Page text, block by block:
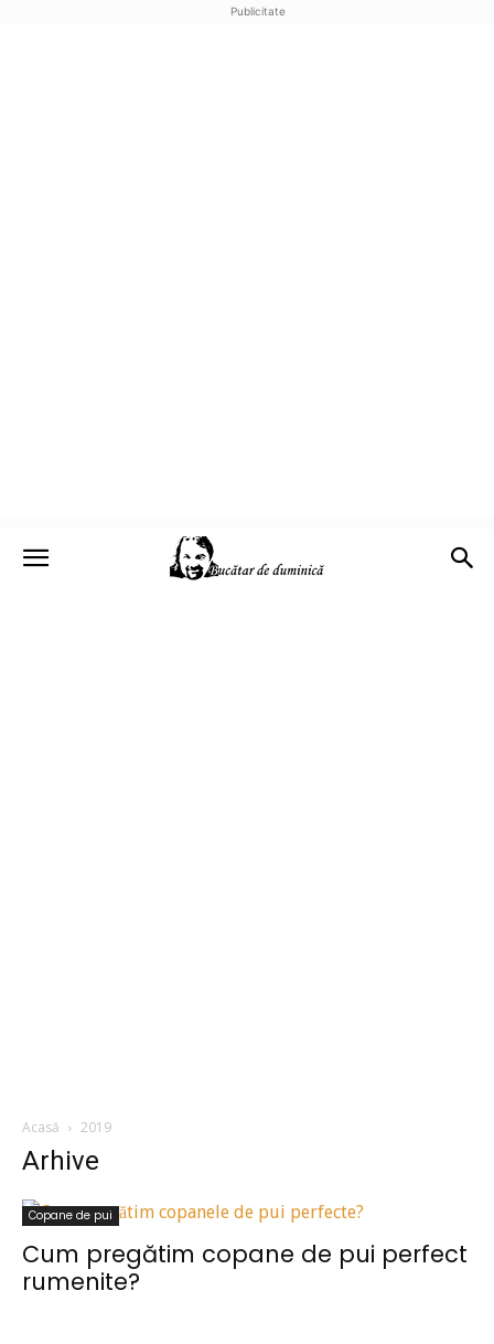
Publicitate
Acasă 2019
Arhive
Copane de pui
Cum pregătim copane de pui perfect
rumenite?